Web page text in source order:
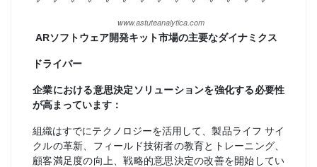
ARソフトウェア開発キット市場の主要なダイナミクス
ドライバー
企業における意思決定ソリューションを強化する必要性
が高まっています：
組織はすでにテクノロジーを活用して、製品ライフ サイ
クルの革新、フィールド技術者の教育とトレーニング、
顧客満足度の向上、戦略的意思決定の改善を開始してい